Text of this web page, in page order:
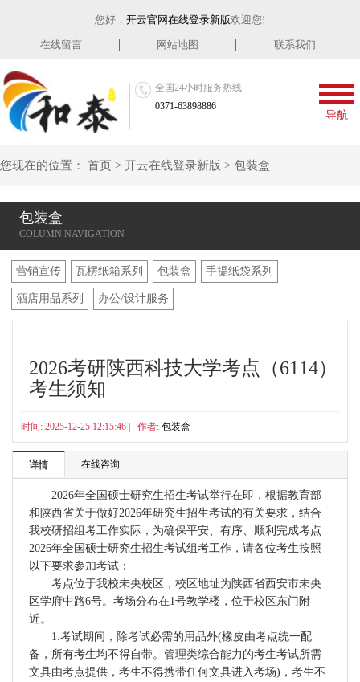
您好， 开云官网在线登录新版欢迎您!
在线留言 网站地图 联系我们
全国24小时服务热线
0371-63898886
导航
您现在的位置： 首页 > 开云在线登录新版 > 包装盒
包装盒
营销宣传 瓦楞纸箱系列 包装盒 手提纸袋系列
酒店用品系列 办公/设计服务
2026考研陕西科技大学考点（6114）
考生须知
时间: 2025-12-25 12:15:46 | 作者: 包装盒
详情 在线咨询
2026年全国硕士研究生招生考试举行在即，根据教育部
和陕西省关于做好2026年研究生招生考试的有关要求，结合
我校研招组考工作实际，为确保平安、有序、顺利完成考点
2026年全国硕士研究生招生考试组考工作，请各位考生按照
以下要求参加考试：
考点位于我校未央校区，校区地址为陕西省西安市未央
区学府中路6号。考场分布在1号教学楼，位于校区东门附
近。
1.考试期间，除考试必需的用品外(橡皮由考点统一配
备，所有考生均不得自带。管理类综合能力的考生考试所需
文具由考点提供，考生不得携带任何文具进入考场)，考生不